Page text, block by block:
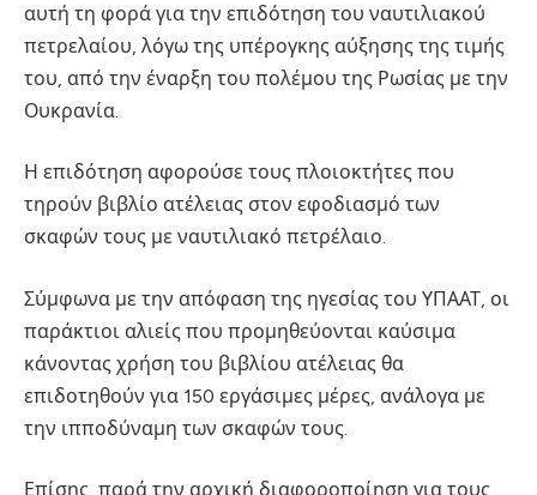
αυτή τη φορά για την επιδότηση του ναυτιλιακού
πετρελαίου, λόγω της υπέρογκης αύξησης της τιμής
του, από την έναρξη του πολέμου της Ρωσίας με την
Ουκρανία.
Η επιδότηση αφορούσε τους πλοιοκτήτες που
τηρούν βιβλίο ατέλειας στον εφοδιασμό των
σκαφών τους με ναυτιλιακό πετρέλαιο.
Σύμφωνα με την απόφαση της ηγεσίας του ΥΠΑΑΤ, οι
παράκτιοι αλιείς που προμηθεύονται καύσιμα
κάνοντας χρήση του βιβλίου ατέλειας θα
επιδοτηθούν για 150 εργάσιμες μέρες, ανάλογα με
την ιπποδύναμη των σκαφών τους.
Επίσης, παρά την αρχική διαφοροποίηση για τους